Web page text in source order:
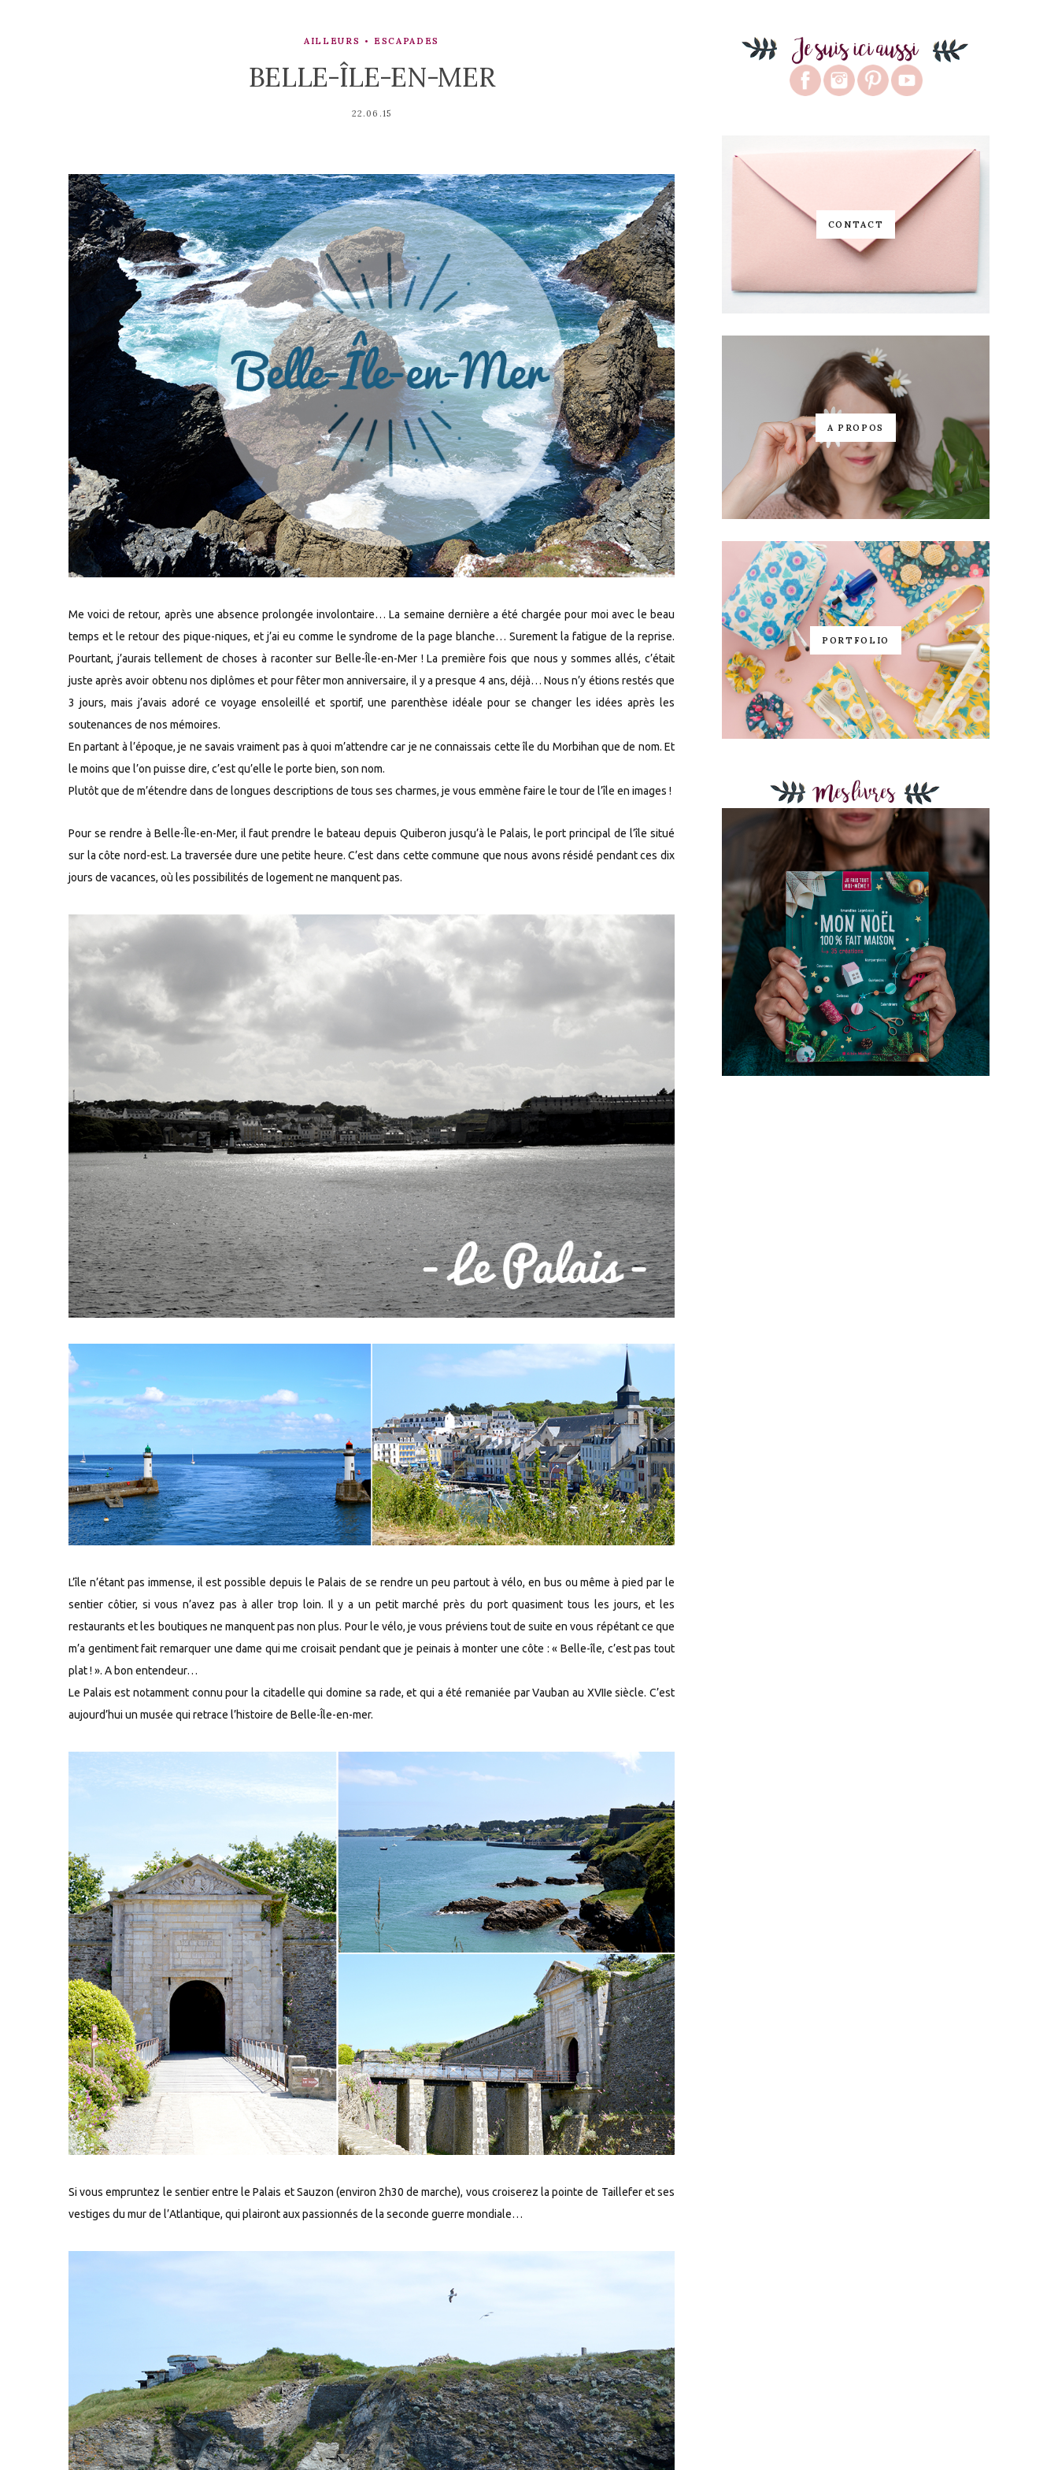
AILLEURS ESCAPADES
BELLE-ÎLE-EN-MER
22.06.15
Me voici de retour, après une absence prolongée involontaire… La semaine dernière a été chargée pour moi avec le beau
temps et le retour des pique-niques, et j’ai eu comme le syndrome de la page blanche… Surement la fatigue de la reprise.
Pourtant, j’aurais tellement de choses à raconter sur Belle-Île-en-Mer ! La première fois que nous y sommes allés, c’était
juste après avoir obtenu nos diplômes et pour fêter mon anniversaire, il y a presque 4 ans, déjà… Nous n’y étions restés que
3 jours, mais j’avais adoré ce voyage ensoleillé et sportif, une parenthèse idéale pour se changer les idées après les
soutenances de nos mémoires.
En partant à l’époque, je ne savais vraiment pas à quoi m’attendre car je ne connaissais cette île du Morbihan que de nom. Et
le moins que l’on puisse dire, c’est qu’elle le porte bien, son nom.
Plutôt que de m’étendre dans de longues descriptions de tous ses charmes, je vous emmène faire le tour de l’île en images !
Pour se rendre à Belle-Île-en-Mer, il faut prendre le bateau depuis Quiberon jusqu’à le Palais, le port principal de l’île situé
sur la côte nord-est. La traversée dure une petite heure. C’est dans cette commune que nous avons résidé pendant ces dix
jours de vacances, où les possibilités de logement ne manquent pas.
L’île n’étant pas immense, il est possible depuis le Palais de se rendre un peu partout à vélo, en bus ou même à pied par le
sentier côtier, si vous n’avez pas à aller trop loin. Il y a un petit marché près du port quasiment tous les jours, et les
restaurants et les boutiques ne manquent pas non plus. Pour le vélo, je vous préviens tout de suite en vous répétant ce que
m’a gentiment fait remarquer une dame qui me croisait pendant que je peinais à monter une côte : « Belle-île, c’est pas tout
plat ! ». A bon entendeur…
Le Palais est notamment connu pour la citadelle qui domine sa rade, et qui a été remaniée par Vauban au XVIIe siècle. C’est
aujourd’hui un musée qui retrace l’histoire de Belle-Île-en-mer.
Si vous empruntez le sentier entre le Palais et Sauzon (environ 2h30 de marche), vous croiserez la pointe de Taillefer et ses
vestiges du mur de l’Atlantique, qui plairont aux passionnés de la seconde guerre mondiale…
CONTACT
A PROPOS
PORTFOLIO